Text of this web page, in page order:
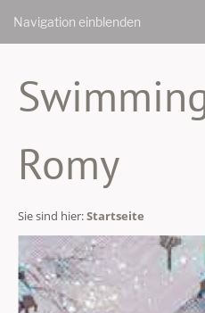
Navigation einblenden
Romy
Sie sind hier:Startseite